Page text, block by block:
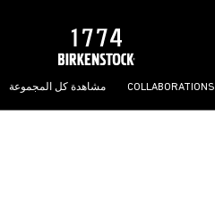
COLLABORATIONS مشاهدة كل المجموعة